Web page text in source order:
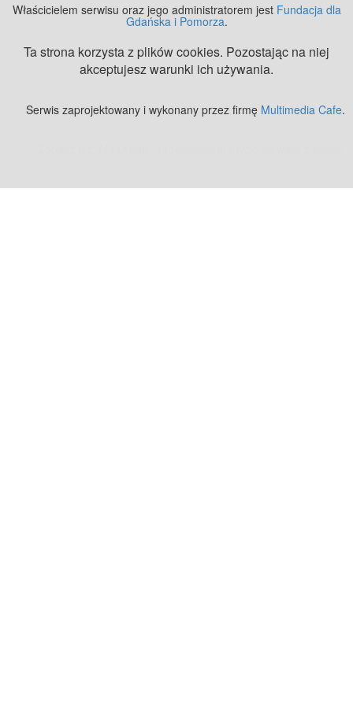
Właścicielem serwisu oraz jego administratorem jest Fundacja dla
Gdańska i Pomorza.
Ta strona korzysta z plików cookies. Pozostając na niej
akceptujesz warunki ich używania.
Serwis zaprojektowany i wykonany przez firmę Multimedia Cafe.